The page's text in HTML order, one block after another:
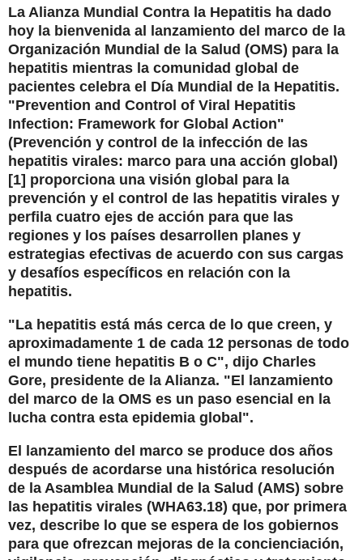
La Alianza Mundial Contra la Hepatitis ha dado
hoy la bienvenida al lanzamiento del marco de la
Organización Mundial de la Salud (OMS) para la
hepatitis mientras la comunidad global de
pacientes celebra el Día Mundial de la Hepatitis.
"Prevention and Control of Viral Hepatitis
Infection: Framework for Global Action"
(Prevención y control de la infección de las
hepatitis virales: marco para una acción global)
[1] proporciona una visión global para la
prevención y el control de las hepatitis virales y
perfila cuatro ejes de acción para que las
regiones y los países desarrollen planes y
estrategias efectivas de acuerdo con sus cargas
y desafíos específicos en relación con la
hepatitis.
"La hepatitis está más cerca de lo que creen, y
aproximadamente 1 de cada 12 personas de todo
el mundo tiene hepatitis B o C", dijo Charles
Gore, presidente de la Alianza. "El lanzamiento
del marco de la OMS es un paso esencial en la
lucha contra esta epidemia global".
El lanzamiento del marco se produce dos años
después de acordarse una histórica resolución
de la Asamblea Mundial de la Salud (AMS) sobre
las hepatitis virales (WHA63.18) que, por primera
vez, describe lo que se espera de los gobiernos
para que ofrezcan mejoras de la concienciación,